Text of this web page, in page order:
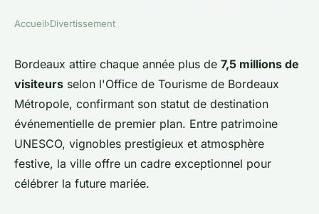
Des activités inédites pour un
EVJF inoubliable à Bordeaux !
Théa•1 février 2026• 7 min de lecture
Accueil›Divertissement
Bordeaux attire chaque année plus de 7,5 millions de
visiteurs selon l'Office de Tourisme de Bordeaux
Métropole, confirmant son statut de destination
événementielle de premier plan. Entre patrimoine
UNESCO, vignobles prestigieux et atmosphère
festive, la ville offre un cadre exceptionnel pour
célébrer la future mariée.